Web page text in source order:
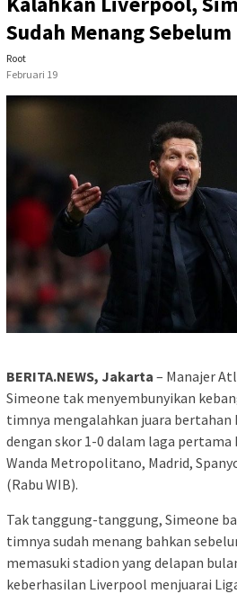
Sudah Menang
Root
Februari 19
BERITA.NEWS, Jakarta – Manajer
Simeone tak menyembunyikan
timnya mengalahkan juara bertahan
dengan skor 1-0 dalam laga pertama
Wanda Metropolitano, Madrid,
(Rabu WIB).
Tak tanggung-tanggung, Simeone
timnya sudah menang bahkan
memasuki stadion yang delapan
keberhasilan Liverpool menjuarai